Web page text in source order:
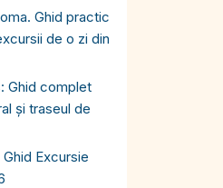
Ghid practic
de o zi din
Ghid complet
și traseul de
Excursie